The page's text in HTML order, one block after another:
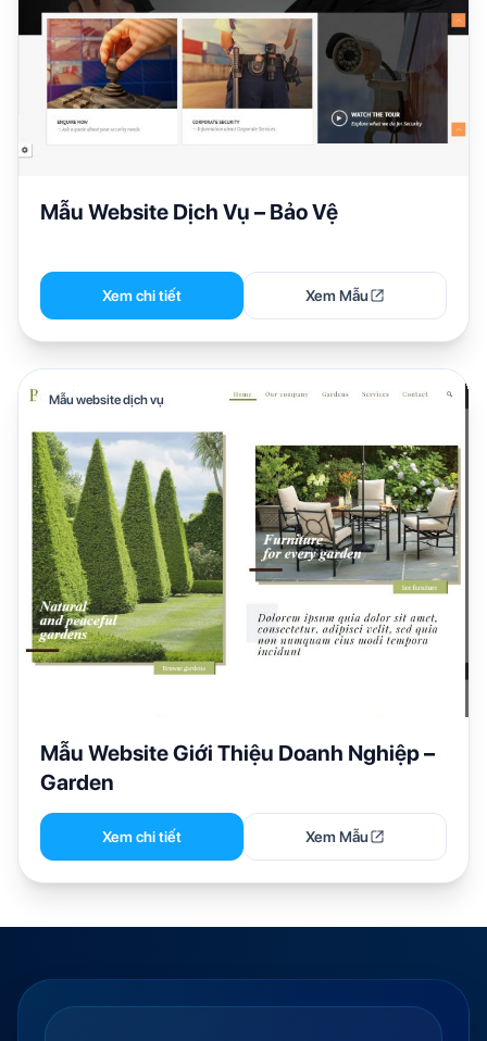
Mẫu Website Dịch Vụ – Bảo Vệ
Xem chi tiết Xem Mẫu
Mẫu website dịch vụ
Mẫu Website Giới Thiệu Doanh Nghiệp –
Garden
Xem chi tiết Xem Mẫu